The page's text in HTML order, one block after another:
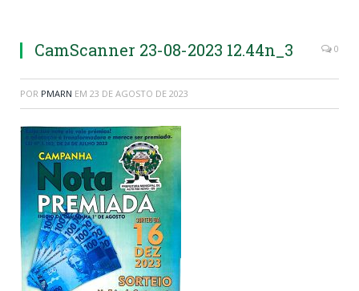
CamScanner 23-08-2023 12.44n_3 0
POR PMARN EM 23 DE AGOSTO DE 2023